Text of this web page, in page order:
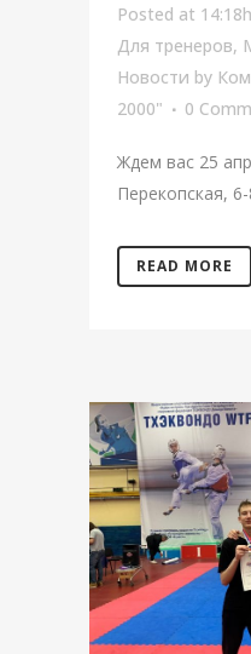
Posted at 14:18h
Для тренеров,
Новости by
2000"
0
Ждем вас 25
Перекопская, 6-
READ MORE